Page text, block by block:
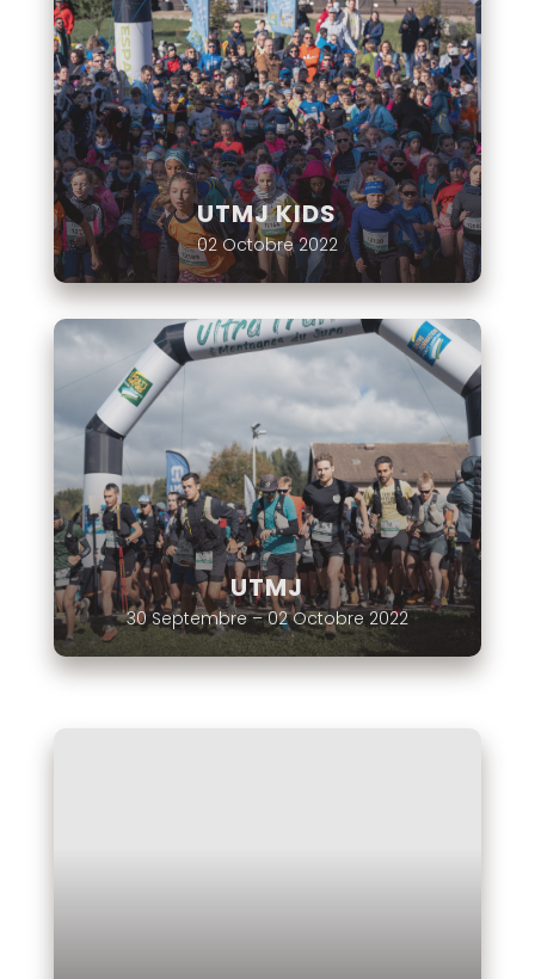
UTMJ KIDS
02 Octobre 2022
UTMJ
30 Septembre – 02 Octobre 2022